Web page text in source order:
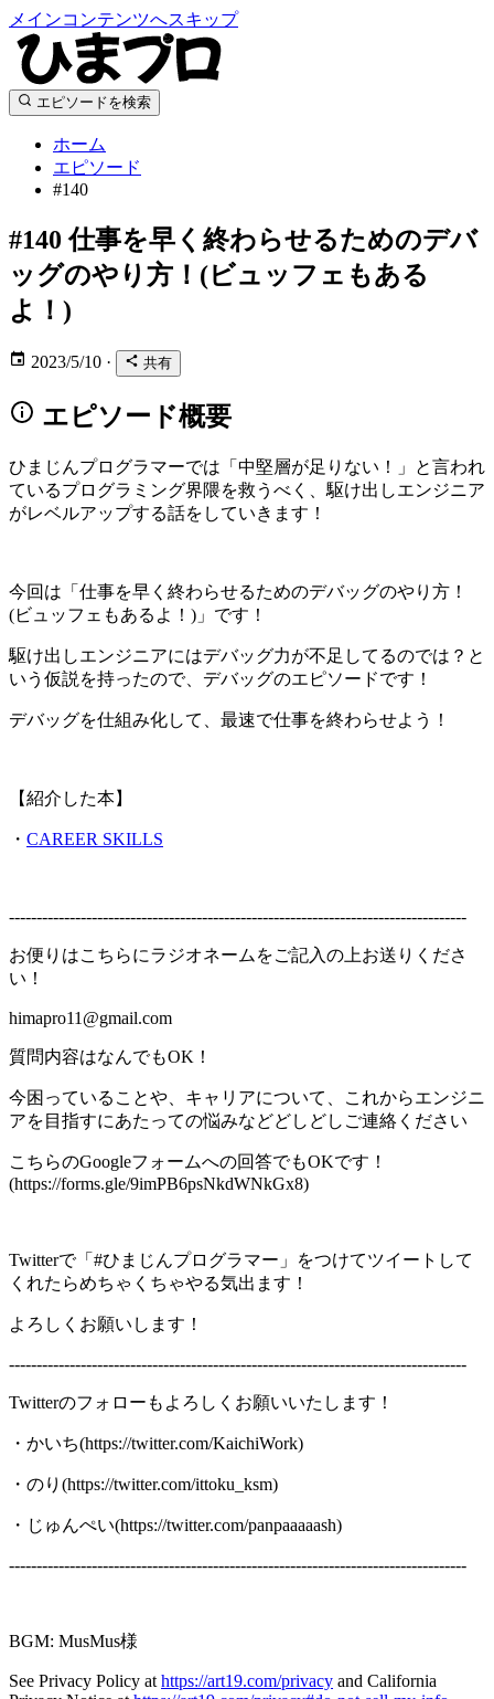
メインコンテンツへスキップ
エピソードを検索
ホーム
エピソード
#140
#140 仕事を早く終わらせるためのデバ
ッグのやり方！(ビュッフェもある
よ！)
2023/5/10 · 共有
エピソード概要
ひまじんプログラマーでは「中堅層が足りない！」と言われ
ているプログラミング界隈を救うべく、駆け出しエンジニア
がレベルアップする話をしていきます！
今回は「仕事を早く終わらせるためのデバッグのやり方！
(ビュッフェもあるよ！)」です！
駆け出しエンジニアにはデバッグ力が不足してるのでは？と
いう仮説を持ったので、デバッグのエピソードです！
デバッグを仕組み化して、最速で仕事を終わらせよう！
【紹介した本】
・ CAREER SKILLS
-----------------------------------------------------------------------------------
お便りはこちらにラジオネームをご記入の上お送りくださ
い！
himapro11@gmail.com
質問内容はなんでもOK！
今困っていることや、キャリアについて、これからエンジニ
アを目指すにあたっての悩みなどどしどしご連絡ください
こちらのGoogleフォームへの回答でもOKです！
(https://forms.gle/9imPB6psNkdWNkGx8)
Twitterで「#ひまじんプログラマー」をつけてツイートして
くれたらめちゃくちゃやる気出ます！
よろしくお願いします！
-----------------------------------------------------------------------------------
Twitterのフォローもよろしくお願いいたします！
・かいち(https://twitter.com/KaichiWork)
・のり(https://twitter.com/ittoku_ksm)
・じゅんぺい(https://twitter.com/panpaaaaash)
-----------------------------------------------------------------------------------
BGM: MusMus様
See Privacy Policy at https://art19.com/privacy and California